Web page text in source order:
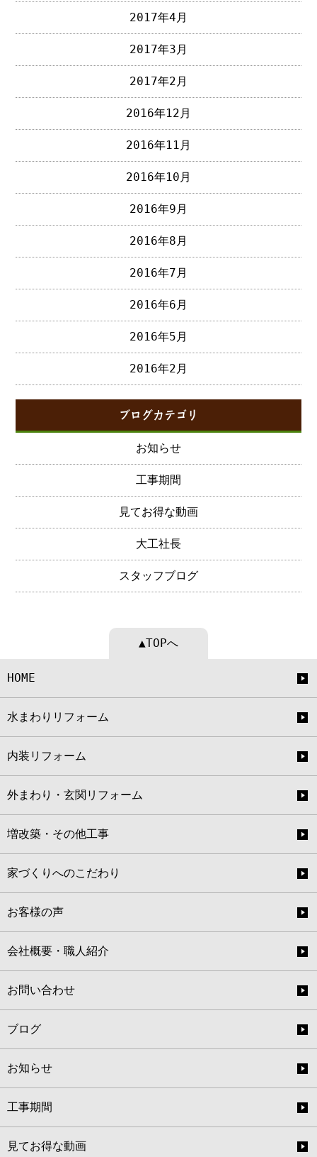
2017年4月
2017年3月
2017年2月
2016年12月
2016年11月
2016年10月
2016年9月
2016年8月
2016年7月
2016年6月
2016年5月
2016年2月
ブログカテゴリ
お知らせ
工事期間
見てお得な動画
大工社長
スタッフブログ
▲TOPへ
HOME
水まわりリフォーム
内装リフォーム
外まわり・玄関リフォーム
増改築・その他工事
家づくりへのこだわり
お客様の声
会社概要・職人紹介
お問い合わせ
ブログ
お知らせ
工事期間
見てお得な動画